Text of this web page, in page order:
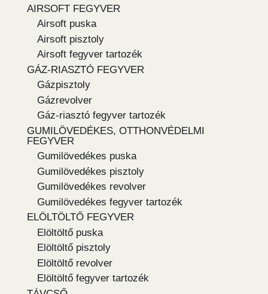
AIRSOFT FEGYVER
Airsoft puska
Airsoft pisztoly
Airsoft fegyver tartozék
GÁZ-RIASZTÓ FEGYVER
Gázpisztoly
Gázrevolver
Gáz-riasztó fegyver tartozék
GUMILÖVEDÉKES, OTTHONVÉDELMI
FEGYVER
Gumilövedékes puska
Gumilövedékes pisztoly
Gumilövedékes revolver
Gumilövedékes fegyver tartozék
ELÖLTÖLTŐ FEGYVER
Elöltöltő puska
Elöltöltő pisztoly
Elöltöltő revolver
Elöltöltő fegyver tartozék